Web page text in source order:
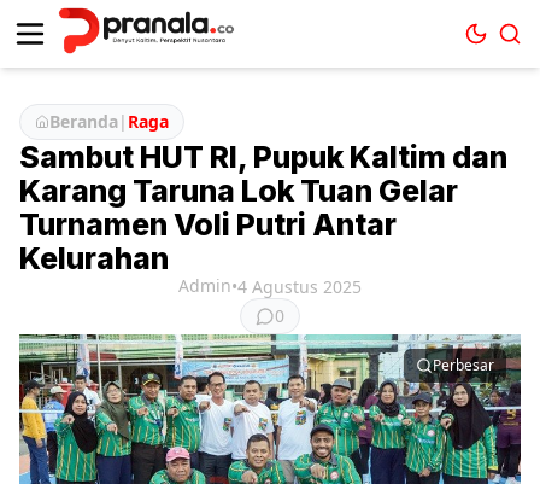
Beranda| Raga
Sambut HUT RI, Pupuk Kaltim dan
Karang Taruna Lok Tuan Gelar
Turnamen Voli Putri Antar
Kelurahan
Admin•4 Agustus 2025
0
Perbesar